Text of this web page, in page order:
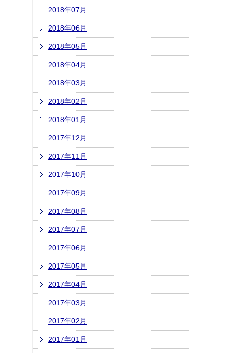
2018年07月
2018年06月
2018年05月
2018年04月
2018年03月
2018年02月
2018年01月
2017年12月
2017年11月
2017年10月
2017年09月
2017年08月
2017年07月
2017年06月
2017年05月
2017年04月
2017年03月
2017年02月
2017年01月